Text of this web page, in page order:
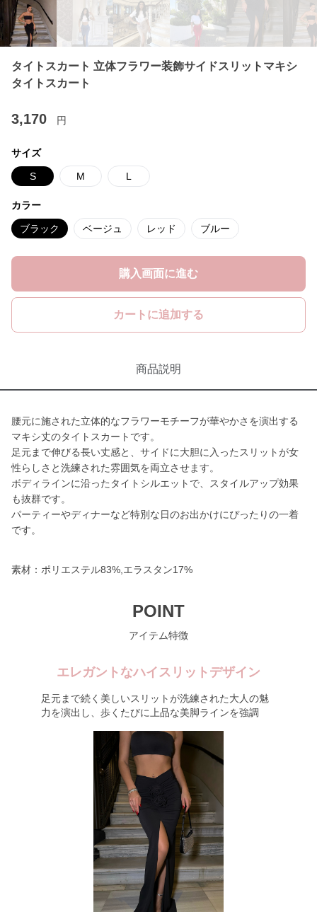
タイトスカート 立体フラワー装飾サイドスリットマキシ
タイトスカート
3,170 円
サイズ
S M L
カラー
ブラック ベージュ レッド ブルー
購入画面に進む
カートに追加する
商品説明
腰元に施された立体的なフラワーモチーフが華やかさを演出する
マキシ丈のタイトスカートです。
足元まで伸びる長い丈感と、サイドに大胆に入ったスリットが女
性らしさと洗練された雰囲気を両立させます。
ボディラインに沿ったタイトシルエットで、スタイルアップ効果
も抜群です。
パーティーやディナーなど特別な日のお出かけにぴったりの一着
です。
素材：ポリエステル83%,エラスタン17%
POINT
アイテム特徴
エレガントなハイスリットデザイン
足元まで続く美しいスリットが洗練された大人の魅
力を演出し、歩くたびに上品な美脚ラインを強調